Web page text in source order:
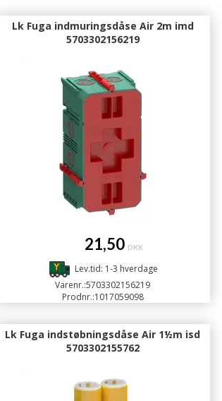
Lk Fuga indmuringsdåse Air 2m imd
5703302156219
21,50 DKK
Lev.tid: 1-3 hverdage
Varenr.:5703302156219
Prodnr.:1017059098
Lk Fuga indstøbningsdåse Air 1½m isd
5703302155762